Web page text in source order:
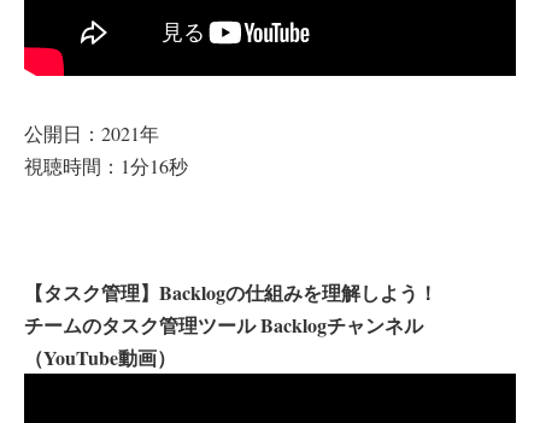
公開日：2021年
視聴時間：1分16秒
【タスク管理】Backlogの仕組みを理解しよう！
チームのタスク管理ツール Backlogチャンネル
（YouTube動画）